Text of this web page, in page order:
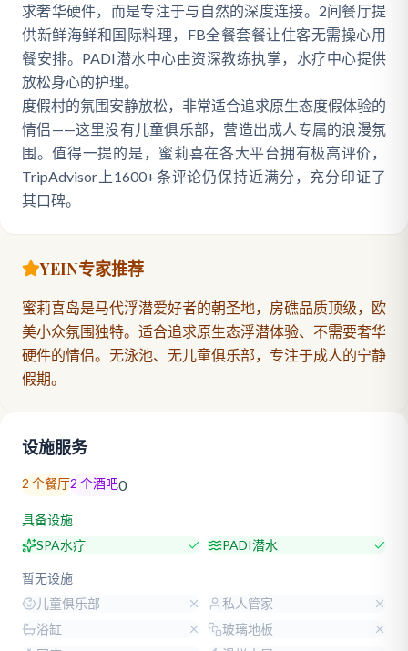
求奢华硬件，而是专注于与自然的深度连接。2间餐厅提
供新鲜海鲜和国际料理，FB全餐套餐让住客无需操心用
餐安排。PADI潜水中心由资深教练执掌，水疗中心提供
放松身心的护理。
度假村的氛围安静放松，非常适合追求原生态度假体验的
情侣——这里没有儿童俱乐部，营造出成人专属的浪漫氛
围。值得一提的是，蜜莉喜在各大平台拥有极高评价，
TripAdvisor上1600+条评论仍保持近满分，充分印证了
其口碑。
YEIN专家推荐
蜜莉喜岛是马代浮潜爱好者的朝圣地，房礁品质顶级，欧
美小众氛围独特。适合追求原生态浮潜体验、不需要奢华
硬件的情侣。无泳池、无儿童俱乐部，专注于成人的宁静
假期。
设施服务
2 个餐厅2 个酒吧0
具备设施
SPA水疗 PADI潜水
暂无设施
儿童俱乐部
私人管家
浴缸
玻璃地板